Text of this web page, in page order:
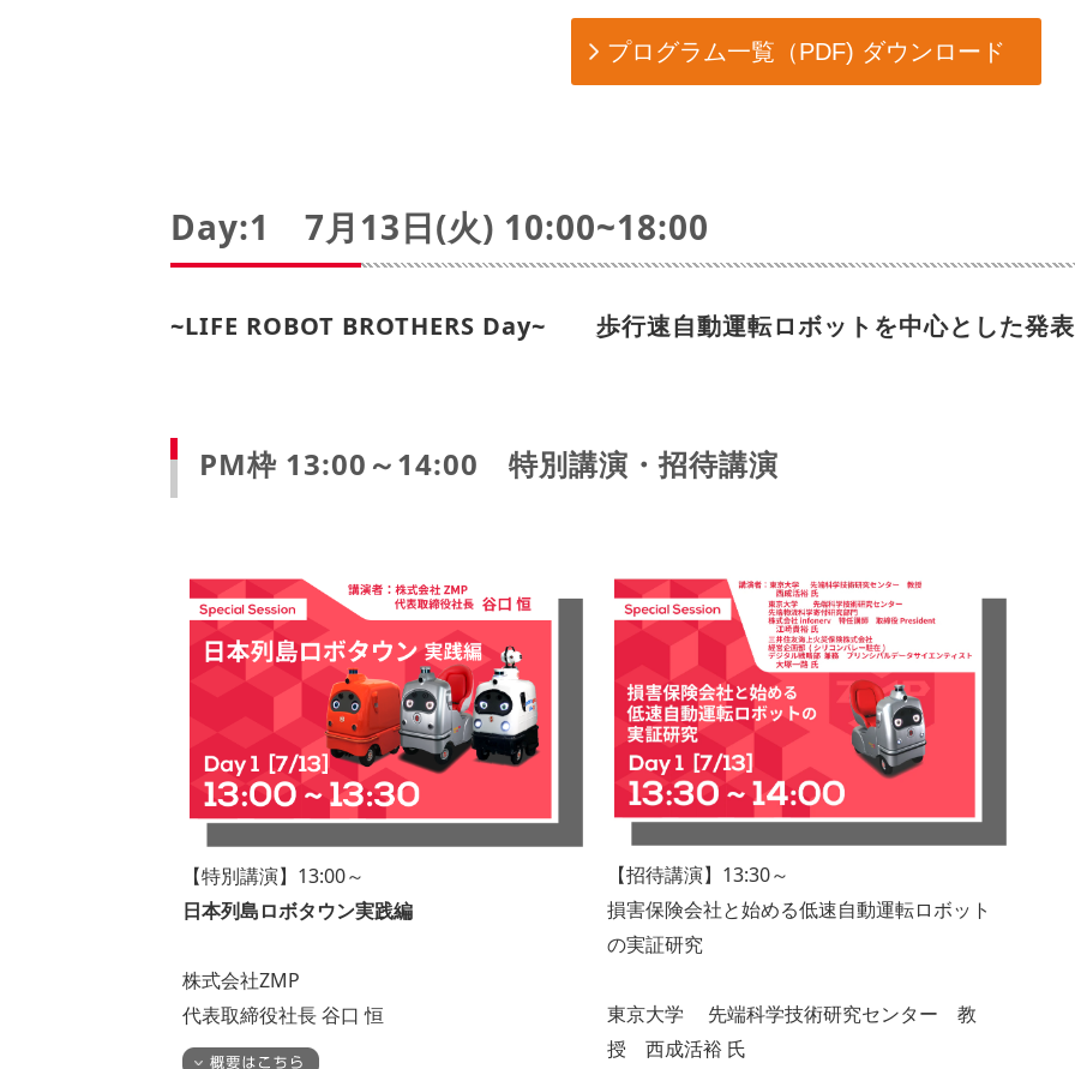
プログラム一覧（PDF) ダウンロード
Day:1 7月13日(火) 10:00~18:00
~LIFE ROBOT BROTHERS Day~ 歩行速自動運転ロボットを中心とした発
PM枠 13:00～14:00 特別講演・招待講演
【特別講演】13:00～
日本列島ロボタウン実践編
株式会社ZMP
代表取締役社長 谷口 恒
【招待講演】13:30～
損害保険会社と始める低速自動運転ロボット
の実証研究
東京大学 先端科学技術研究センター 教
授 西成活裕 氏